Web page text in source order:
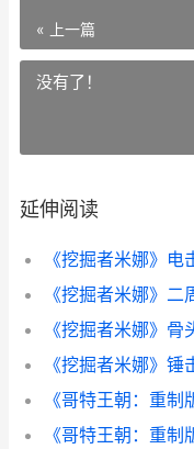
« 上一篇
没有了！
延伸阅读